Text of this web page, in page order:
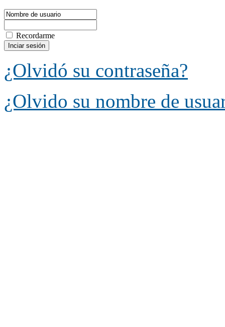
Recordarme
¿Olvidó su contraseña?
¿Olvido su nombre de